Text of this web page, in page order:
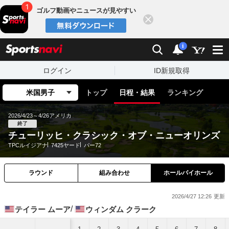
ゴルフ動画やニュースが見やすい
検索 通知
i
ログイン ID新規取得
米国男子 トップ 日程・結果 ランキング
2026/4/23～4/26アメリカ
終了
チューリッヒ・クラシック・オブ・ニューオリンズ
TPCルイジアナ 7425ヤード パー72
ラウンド 組み合わせ ホールバイホール
2026/4/27 12:26
テイラー ムーア ウィンダム クラーク